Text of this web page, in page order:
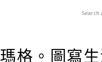
瑪格。圖寫